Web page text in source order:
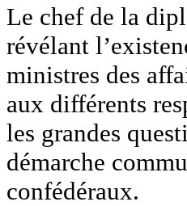
Le chef de la
révélant
ministres des
aux différents
les grandes
démarche
confédéraux.